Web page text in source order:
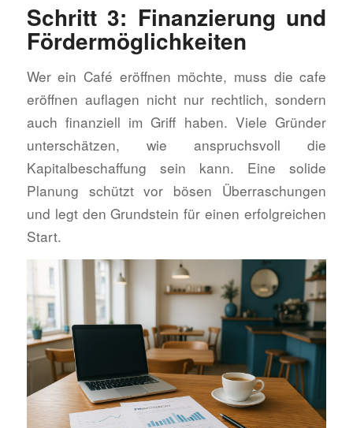
Schritt 3: Finanzierung und
Fördermöglichkeiten
Wer ein Café eröffnen möchte, muss die cafe
eröffnen auflagen nicht nur rechtlich, sondern
auch finanziell im Griff haben. Viele Gründer
unterschätzen, wie anspruchsvoll die
Kapitalbeschaffung sein kann. Eine solide
Planung schützt vor bösen Überraschungen
und legt den Grundstein für einen erfolgreichen
Start.